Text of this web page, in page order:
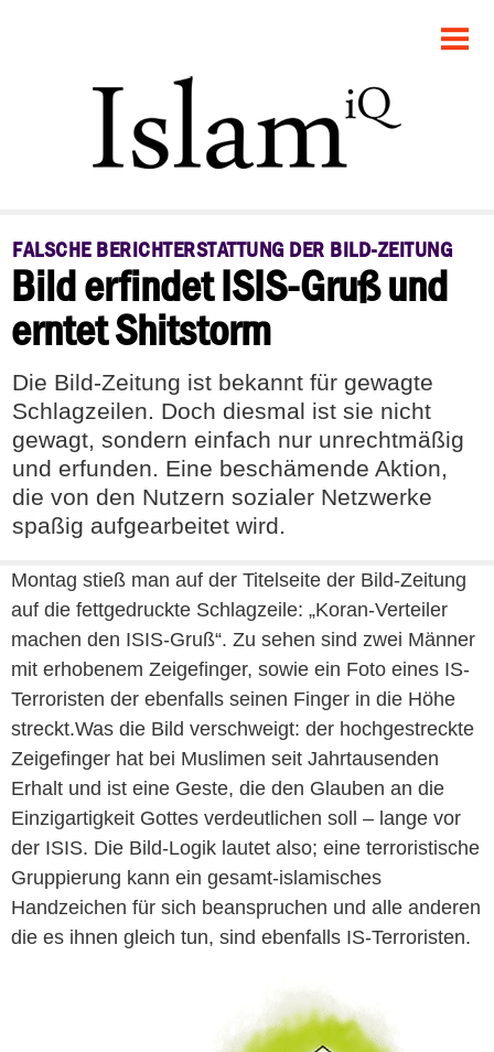
POLITIK
FEUILLETON
PANORAMA
RECHT
DEBATTE
FALSCHE BERICHTERSTATTUNG DER BILD-ZEITUNG
Bild erfindet ISIS-Gruß und
erntet Shitstorm
Die Bild-Zeitung ist bekannt für gewagte
Schlagzeilen. Doch diesmal ist sie nicht
gewagt, sondern einfach nur unrechtmäßig
und erfunden. Eine beschämende Aktion,
die von den Nutzern sozialer Netzwerke
spaßig aufgearbeitet wird.
Montag stieß man auf der Titelseite der Bild-Zeitung
auf die fettgedruckte Schlagzeile: „Koran-Verteiler
machen den ISIS-Gruß“. Zu sehen sind zwei Männer
mit erhobenem Zeigefinger, sowie ein Foto eines IS-
Terroristen der ebenfalls seinen Finger in die Höhe
streckt.Was die Bild verschweigt: der hochgestreckte
Zeigefinger hat bei Muslimen seit Jahrtausenden
Erhalt und ist eine Geste, die den Glauben an die
Einzigartigkeit Gottes verdeutlichen soll – lange vor
der ISIS. Die Bild-Logik lautet also; eine terroristische
Gruppierung kann ein gesamt-islamisches
Handzeichen für sich beanspruchen und alle anderen
die es ihnen gleich tun, sind ebenfalls IS-Terroristen.